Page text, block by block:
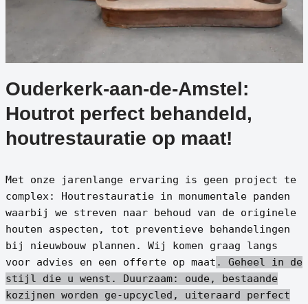
Ouderkerk-aan-de-Amstel:
Houtrot perfect behandeld,
houtrestauratie op maat!
Met onze jarenlange ervaring is geen project te
complex: Houtrestauratie in monumentale panden
waarbij we streven naar behoud van de originele
houten aspecten, tot preventieve behandelingen
bij nieuwbouw plannen. Wij komen graag langs
voor advies en een offerte op maat . Geheel in de
stijl die u wenst. Duurzaam: oude, bestaande
kozijnen worden ge-upcycled, uiteraard perfect